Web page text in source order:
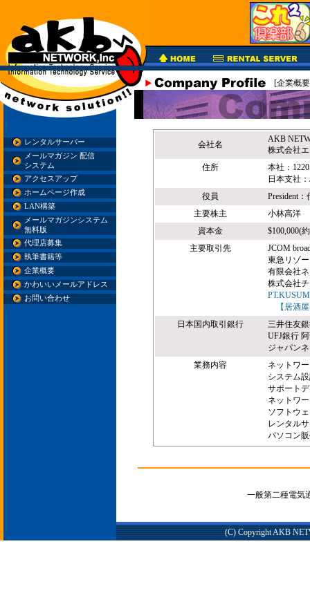
レンタルサーバー
メールマガジン 配信
システム
アクセスアップ
ホームページ作成
LAN構築
メールマガジンシステム
無料版
代理店募集
執筆書籍等
企業概要
かわいいメールアドレス
お問い合わせ
[企業概
会社名
AKB
株式会社
住所
本社：
日本支社
役員
President
主要株主
小林高洋
資本金
$100,000(
主要取引先
JCOM
東急リゾ
有限会社
株式会社
【居酒
日本国内取引銀行
三井住友
UFJ銀行
ジャパン
業務内容
ネットワ
システム
サポート
ネットワ
ソフトウ
レンタル
パソコン
一般第二種電気
(C) Copyright AKB